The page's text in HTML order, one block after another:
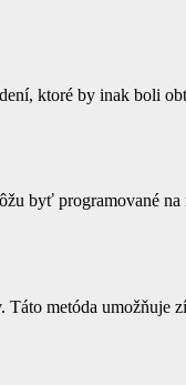
ktoré by inak boli
byť programované
metóda umožňuje